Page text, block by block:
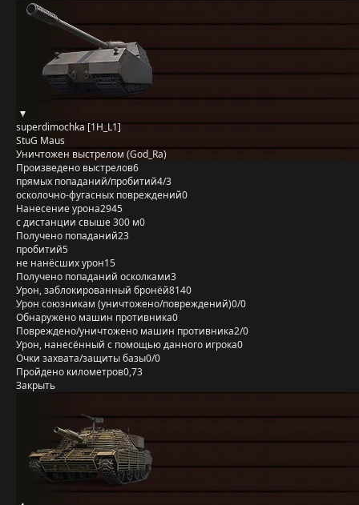
superdimochka [1H_L1]
StuG Maus
Уничтожен выстрелом (God_Ra)
Произведено выстрелов6
прямых попаданий/пробитий4/3
осколочно-фугасных повреждений0
Нанесение урона2945
с дистанции свыше 300 м0
Получено попаданий23
пробитий5
не нанёсших урон15
Получено попаданий осколками3
Урон, заблокированный бронёй8140
Урон союзникам (уничтожено/повреждений)0/0
Обнаружено машин противника0
Повреждено/уничтожено машин противника2/0
Урон, нанесённый с помощью данного игрока0
Очки захвата/защиты базы0/0
Пройдено километров0,73
Закрыть